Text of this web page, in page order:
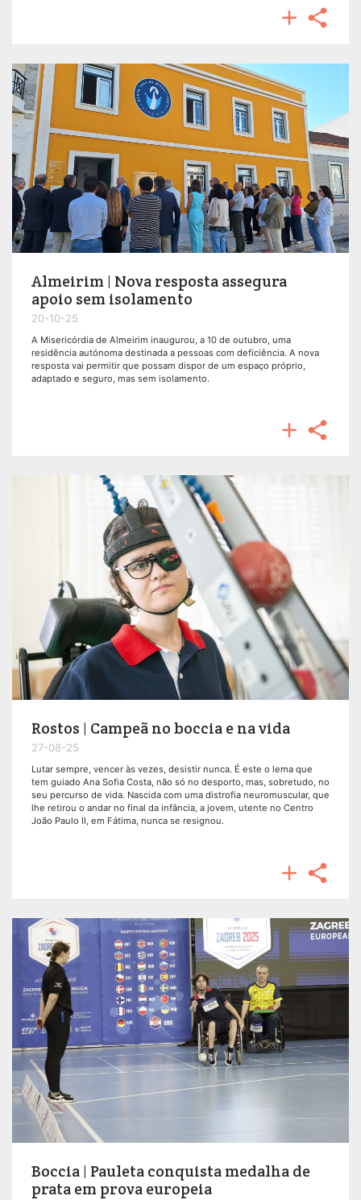
 
Almeirim | Nova resposta assegura
apoio sem isolamento
20-10-25
A Misericórdia de Almeirim inaugurou, a 10 de outubro, uma
residência autónoma destinada a pessoas com deficiência. A nova
resposta vai permitir que possam dispor de um espaço próprio,
adaptado e seguro, mas sem isolamento.
 
Rostos | Campeã no boccia e na vida
27-08-25
Lutar sempre, vencer às vezes, desistir nunca. É este o lema que
tem guiado Ana Sofia Costa, não só no desporto, mas, sobretudo, no
seu percurso de vida. Nascida com uma distrofia neuromuscular, que
lhe retirou o andar no final da infância, a jovem, utente no Centro
João Paulo II, em Fátima, nunca se resignou.
 
Boccia | Pauleta conquista medalha de
prata em prova europeia